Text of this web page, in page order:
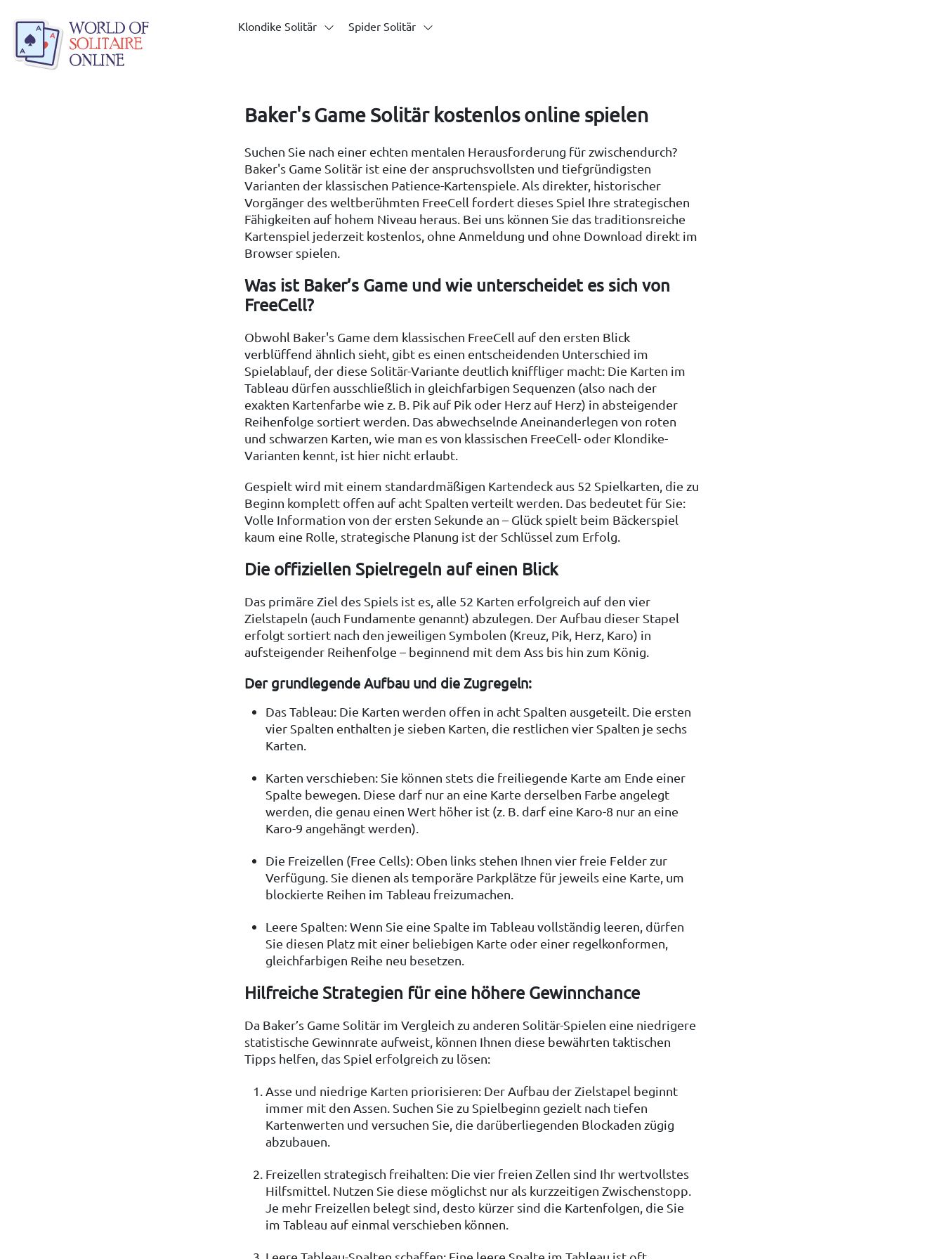
Klondike Solitär Spider Solitär
Baker's Game Solitär kostenlos online spielen
Suchen Sie nach einer echten mentalen Herausforderung für zwischendurch?
Baker's Game Solitär ist eine der anspruchsvollsten und tiefgründigsten
Varianten der klassischen Patience-Kartenspiele. Als direkter, historischer
Vorgänger des weltberühmten FreeCell fordert dieses Spiel Ihre strategischen
Fähigkeiten auf hohem Niveau heraus. Bei uns können Sie das traditionsreiche
Kartenspiel jederzeit kostenlos, ohne Anmeldung und ohne Download direkt im
Browser spielen.
Was ist Baker’s Game und wie unterscheidet es sich von
FreeCell?
Obwohl Baker's Game dem klassischen FreeCell auf den ersten Blick
verblüffend ähnlich sieht, gibt es einen entscheidenden Unterschied im
Spielablauf, der diese Solitär-Variante deutlich kniffliger macht: Die Karten im
Tableau dürfen ausschließlich in gleichfarbigen Sequenzen (also nach der
exakten Kartenfarbe wie z. B. Pik auf Pik oder Herz auf Herz) in absteigender
Reihenfolge sortiert werden. Das abwechselnde Aneinanderlegen von roten
und schwarzen Karten, wie man es von klassischen FreeCell- oder Klondike-
Varianten kennt, ist hier nicht erlaubt.
Gespielt wird mit einem standardmäßigen Kartendeck aus 52 Spielkarten, die zu
Beginn komplett offen auf acht Spalten verteilt werden. Das bedeutet für Sie:
Volle Information von der ersten Sekunde an – Glück spielt beim Bäckerspiel
kaum eine Rolle, strategische Planung ist der Schlüssel zum Erfolg.
Die offiziellen Spielregeln auf einen Blick
Das primäre Ziel des Spiels ist es, alle 52 Karten erfolgreich auf den vier
Zielstapeln (auch Fundamente genannt) abzulegen. Der Aufbau dieser Stapel
erfolgt sortiert nach den jeweiligen Symbolen (Kreuz, Pik, Herz, Karo) in
aufsteigender Reihenfolge – beginnend mit dem Ass bis hin zum König.
Der grundlegende Aufbau und die Zugregeln:
Das Tableau: Die Karten werden offen in acht Spalten ausgeteilt. Die ersten
vier Spalten enthalten je sieben Karten, die restlichen vier Spalten je sechs
Karten.
Karten verschieben: Sie können stets die freiliegende Karte am Ende einer
Spalte bewegen. Diese darf nur an eine Karte derselben Farbe angelegt
werden, die genau einen Wert höher ist (z. B. darf eine Karo-8 nur an eine
Karo-9 angehängt werden).
Die Freizellen (Free Cells): Oben links stehen Ihnen vier freie Felder zur
Verfügung. Sie dienen als temporäre Parkplätze für jeweils eine Karte, um
blockierte Reihen im Tableau freizumachen.
Leere Spalten: Wenn Sie eine Spalte im Tableau vollständig leeren, dürfen
Sie diesen Platz mit einer beliebigen Karte oder einer regelkonformen,
gleichfarbigen Reihe neu besetzen.
Hilfreiche Strategien für eine höhere Gewinnchance
Da Baker’s Game Solitär im Vergleich zu anderen Solitär-Spielen eine niedrigere
statistische Gewinnrate aufweist, können Ihnen diese bewährten taktischen
Tipps helfen, das Spiel erfolgreich zu lösen:
Asse und niedrige Karten priorisieren: Der Aufbau der Zielstapel beginnt
immer mit den Assen. Suchen Sie zu Spielbeginn gezielt nach tiefen
Kartenwerten und versuchen Sie, die darüberliegenden Blockaden zügig
abzubauen.
Freizellen strategisch freihalten: Die vier freien Zellen sind Ihr wertvollstes
Hilfsmittel. Nutzen Sie diese möglichst nur als kurzzeitigen Zwischenstopp.
Je mehr Freizellen belegt sind, desto kürzer sind die Kartenfolgen, die Sie
im Tableau auf einmal verschieben können.